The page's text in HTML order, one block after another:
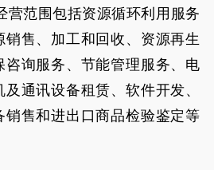
营范围包括资源循环利用服务
售、加工和回收、资源再生
咨询服务、节能管理服务、电
通讯设备租赁、软件开发、
销售和进出口商品检验鉴定等